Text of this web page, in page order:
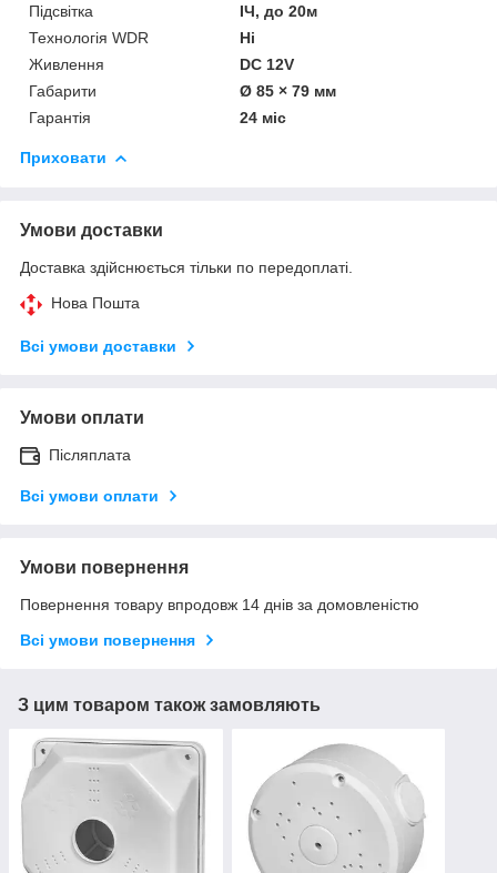
Підсвітка
ІЧ, до 20м
Технологія WDR
Ні
Живлення
DC 12V
Габарити
Ø 85 × 79 мм
Гарантія
24 міс
Приховати
Умови доставки
Доставка здійснюється тільки по передоплаті.
Нова Пошта
Всі умови доставки
Умови оплати
Післяплата
Всі умови оплати
Умови повернення
Повернення товару впродовж 14 днів за домовленістю
Всі умови повернення
З цим товаром також замовляють